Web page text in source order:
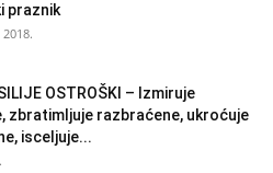
praznik
OSTROŠKI – Izmiruje
zbratimljuje razbraćene, ukroćuje
isceljuje...